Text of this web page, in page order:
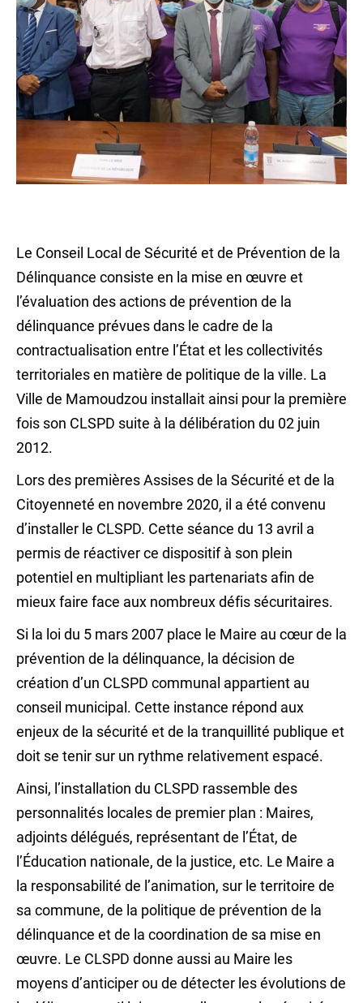
Le Conseil Local de Sécurité et de Prévention de la
Délinquance consiste en la mise en œuvre et
l’évaluation des actions de prévention de la
délinquance prévues dans le cadre de la
contractualisation entre l’État et les collectivités
territoriales en matière de politique de la ville. La
Ville de Mamoudzou installait ainsi pour la première
fois son CLSPD suite à la délibération du 02 juin
2012.
Lors des premières Assises de la Sécurité et de la
Citoyenneté en novembre 2020, il a été convenu
d’installer le CLSPD. Cette séance du 13 avril a
permis de réactiver ce dispositif à son plein
potentiel en multipliant les partenariats afin de
mieux faire face aux nombreux défis sécuritaires.
Si la loi du 5 mars 2007 place le Maire au cœur de la
prévention de la délinquance, la décision de
création d’un CLSPD communal appartient au
conseil municipal. Cette instance répond aux
enjeux de la sécurité et de la tranquillité publique et
doit se tenir sur un rythme relativement espacé.
Ainsi, l’installation du CLSPD rassemble des
personnalités locales de premier plan : Maires,
adjoints délégués, représentant de l’État, de
l’Éducation nationale, de la justice, etc. Le Maire a
la responsabilité de l’animation, sur le territoire de
sa commune, de la politique de prévention de la
délinquance et de la coordination de sa mise en
œuvre. Le CLSPD donne aussi au Maire les
moyens d’anticiper ou de détecter les évolutions de